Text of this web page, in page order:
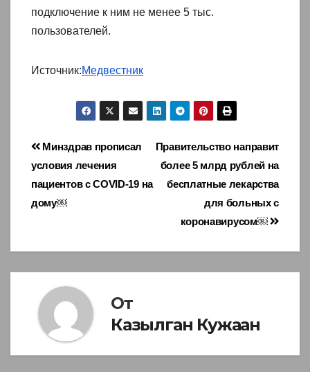
подключение к ним не менее 5 тыс.
пользователей.
Источник:Медвестник
Навигация
по
записям
Правительство направит
более 5 млрд рублей на
бесплатные лекарства
для больных с
коронавирусом￼
Минздрав прописал
условия лечения
пациентов с COVID-19 на
дому￼
От
Казылган Кужаан